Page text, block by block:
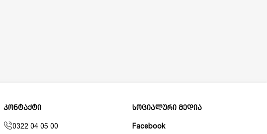
კონტაქტი
0322 04 05 00
სოციალური მედია
Facebook